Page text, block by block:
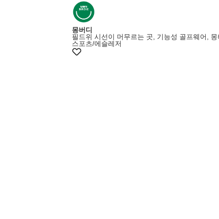
몽버디
필드위 시선이 머무르는 곳, 기능성 골프웨어, 몽
스포츠/에슬레저